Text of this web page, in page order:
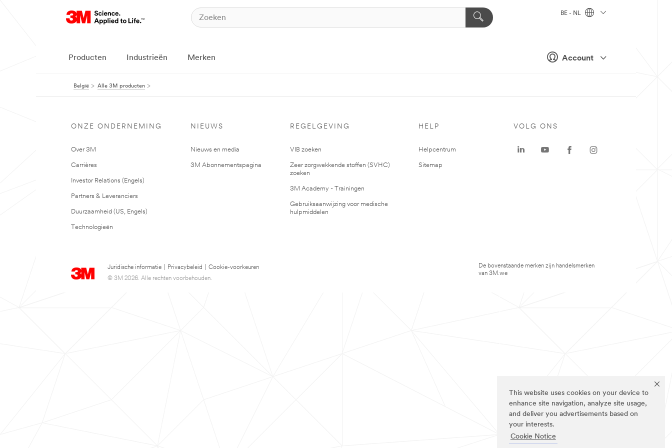
This website uses cookies on your device to
enhance site navigation, analyze site usage,
and deliver you advertisements based on
your interests.
Cookie Notice
Account
BE - NL
Producten Industrieën Merken
België Alle 3M producten
ONZE ONDERNEMING
Over 3M
Carrières
Investor Relations (Engels)
Partners & Leveranciers
Duurzaamheid (US, Engels)
Technologieën
NIEUWS
Nieuws en media
3M Abonnementspagina
REGELGEVING
VIB zoeken
Zeer zorgwekkende stoffen (SVHC)
zoeken
3M Academy - Trainingen
Gebruiksaanwijzing voor medische
hulpmiddelen
HELP
Helpcentrum
Sitemap
Juridische informatie Privacybeleid
Cookie-voorkeuren
© 3M 2026. Alle rechten voorbehouden.
VOLG ONS
De bovenstaande merken zijn handelsmerken
van 3M.we